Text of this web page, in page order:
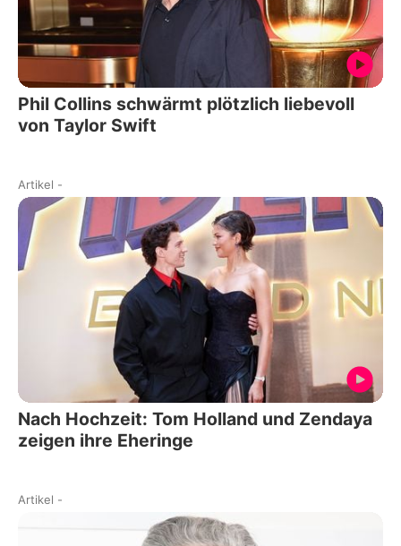
Phil Collins schwärmt plötzlich liebevoll
von Taylor Swift
Artikel -
Nach Hochzeit: Tom Holland und Zendaya
zeigen ihre Eheringe
Artikel -